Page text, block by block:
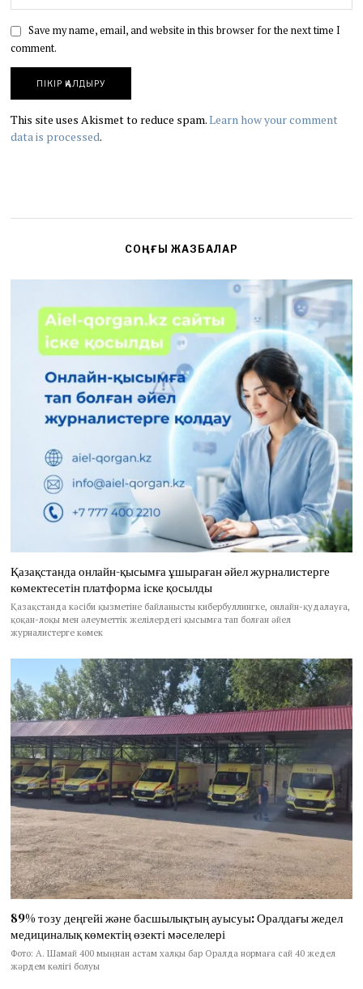
Save my name, email, and website in this browser for the next time I
comment.
This site uses Akismet to reduce spam.Learn how your comment
data is processed.
СОҢҒЫ ЖАЗБАЛАР
Қазақстанда онлайн-қысымға ұшыраған әйел журналистерге
көмектесетін платформа іске қосылды
Қазақстанда кәсіби қызметіне байланысты кибербуллингке, онлайн-қудалауға,
қоқан-лоқы мен әлеуметтік желілердегі қысымға тап болған әйел
журналистерге көмек
89% тозу деңгейі және басшылықтың ауысуы: Оралдағы жедел
медициналық көмектің өзекті мәселелері
Фото: А. Шамай 400 мыңнан астам халқы бар Оралда нормаға сай 40 жедел
жәрдем көлігі болуы